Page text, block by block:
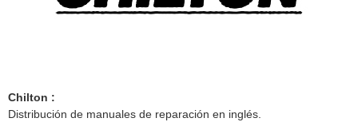
Chilton :
Distribución de manuales de reparación en inglés.